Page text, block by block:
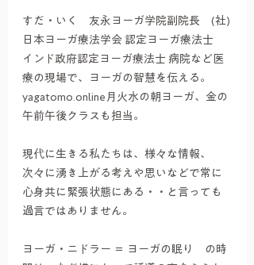
すだ・いく　友永ヨーガ学院副院長　(社)
日本ヨーガ療法学会 認定ヨーガ療法士
インド政府認定ヨーガ療法士 病院など医
療の現場で、ヨーガの智慧を伝える。
yagatomo.online月火水の朝ヨーガ、金の
午前午後クラスも担当。
現代に生きる私たちは、様々な情報、
次々に湧き上がる考えや思いなどで常に
心身共に緊張状態にある・・と言っても
過言ではありません。
ヨーガ・ニドラー ＝ ヨーガの眠り　の時